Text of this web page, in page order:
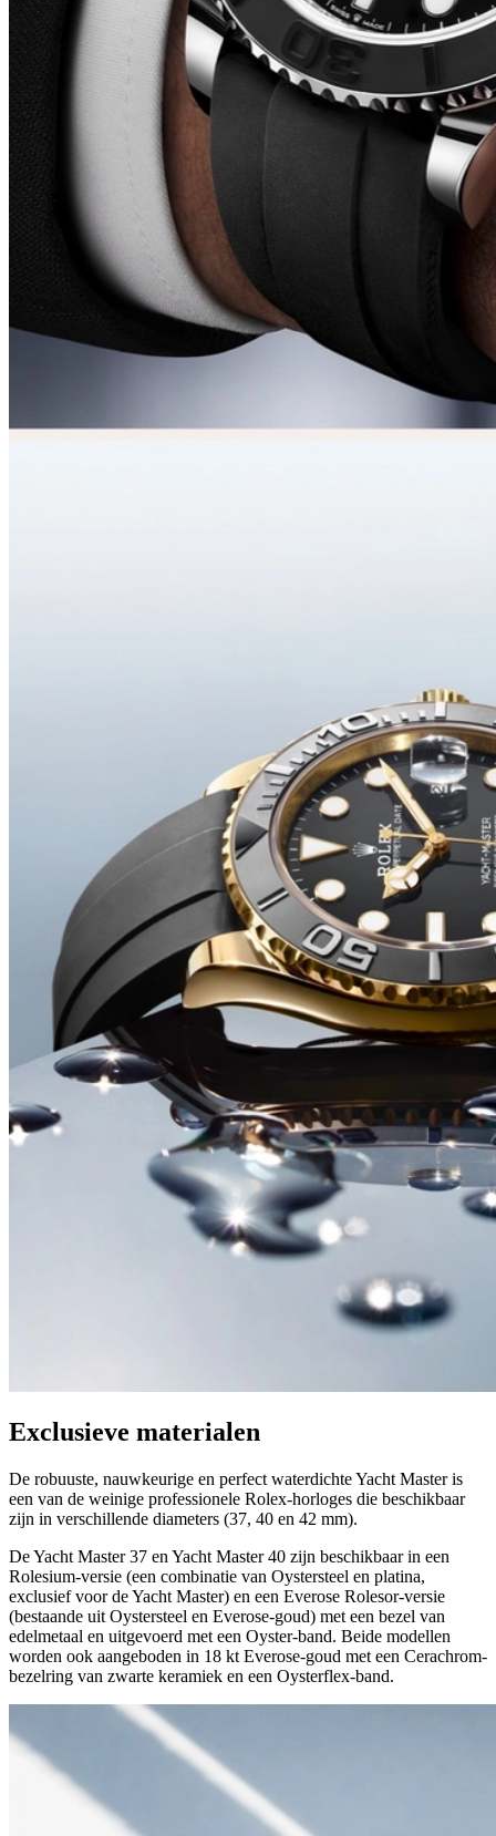
Exclusieve materialen
De robuuste, nauwkeurige en perfect waterdichte Yacht Master is
een van de weinige professionele Rolex-horloges die beschikbaar
zijn in verschillende diameters (37, 40 en 42 mm).
De Yacht Master 37 en Yacht Master 40 zijn beschikbaar in een
Rolesium-versie (een combinatie van Oystersteel en platina,
exclusief voor de Yacht Master) en een Everose Rolesor-versie
(bestaande uit Oystersteel en Everose-goud) met een bezel van
edelmetaal en uitgevoerd met een Oyster-band. Beide modellen
worden ook aangeboden in 18 kt Everose-goud met een Cerachrom-
bezelring van zwarte keramiek en een Oysterflex-band.